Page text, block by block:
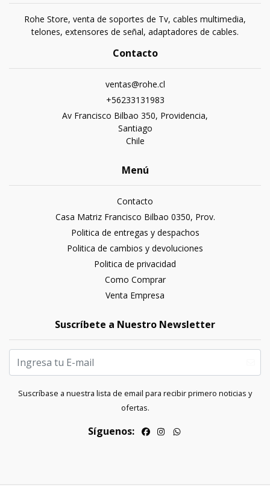
Rohe Store, venta de soportes de Tv, cables multimedia,
telones, extensores de señal, adaptadores de cables.
Contacto
ventas@rohe.cl
+56233131983
Av Francisco Bilbao 350, Providencia,
Santiago
Chile
Menú
Contacto
Casa Matriz Francisco Bilbao 0350, Prov.
Politica de entregas y despachos
Politica de cambios y devoluciones
Politica de privacidad
Como Comprar
Venta Empresa
Suscríbete a Nuestro Newsletter
Suscríbase a nuestra lista de email para recibir primero noticias y
ofertas.
Síguenos: